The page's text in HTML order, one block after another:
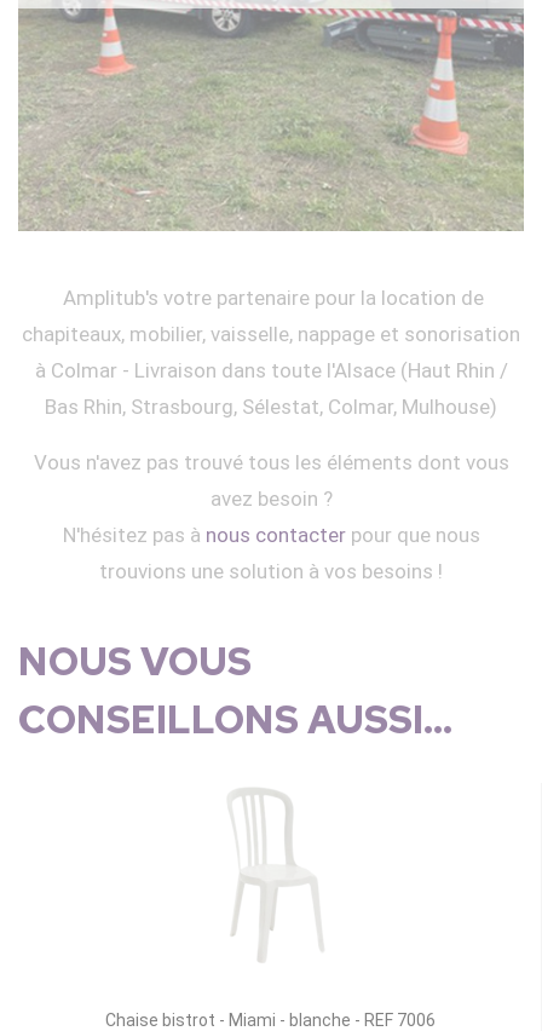
Amplitub's votre partenaire pour la location de
chapiteaux, mobilier, vaisselle, nappage et sonorisation
à Colmar - Livraison dans toute l'Alsace (Haut Rhin /
Bas Rhin, Strasbourg, Sélestat, Colmar, Mulhouse)
Vous n'avez pas trouvé tous les éléments dont vous
avez besoin ?
N'hésitez pas à nous contacterpour que nous
trouvions une solution à vos besoins !
NOUS VOUS
CONSEILLONS AUSSI...
Chaise bistrot - Miami - blanche - REF 7006